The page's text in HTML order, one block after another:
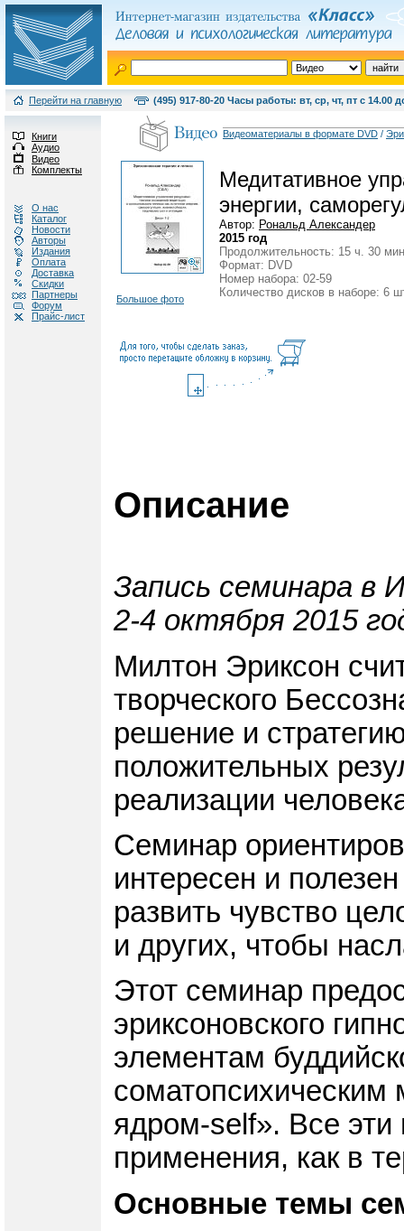
Перейти на главную (495) 917-80-20 Часы работы: вт, ср, чт, пт с 14.00
Книги
Аудио
Видео
Комплекты
О нас
Каталог
Новости
Авторы
Издания
Оплата
Доставка
Скидки
Партнеры
Форум
Прайс-лист
Видеоматериалы в формате DVD /
Большое фото
Медитативное
энергии,
Автор: Рональд Александер
2015 год
Продолжительность: 15 ч. 30
Формат: DVD
Номер набора: 02-59
Количество дисков в наборе: 6
Описание
Запись семинара в
2-4 октября 2015
Милтон Эриксон
творческого
решение и
положительных
реализации
Семинар
интересен и
развить чувство
и других, чтобы
Этот семинар
эриксоновского
элементам
соматопсихическим
ядром-self». Все эти
применения, как в
Основные темы